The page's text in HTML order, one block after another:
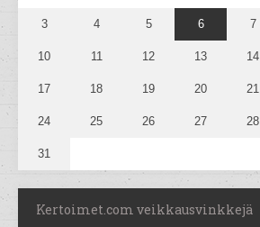
3 4 5 6 7
10 11 12 13 14
17 18 19 20 21
24 25 26 27 28
31
Kertoimet.com veikkausvinkkejä